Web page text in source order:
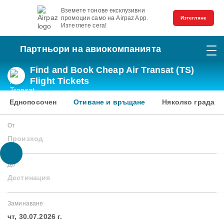
Вземете тонове ексклузивни
промоции само на Airpaz App.
Изтеглете сега!
Изтегляне
Партньори на авиокомпанията
Find and Book Cheap Air Transat (TS)
Flight Tickets
Еднопосочен Отиване и връщане Няколко града
От
Произход
До
Дестинация
Заминаване
чт, 30.07.2026 г.